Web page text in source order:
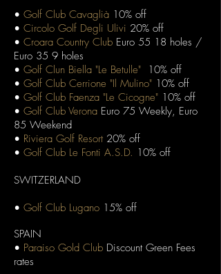
• Golf Club Cavaglià 10% off
• Circolo Golf Degli Ulivi 20% off
• Croara Country Club Euro 55 18 holes /
Euro 35 9 holes
• Golf Clun Biella "Le Betulle" 10% off
• Golf Club Cerrione "Il Mulino" 10% off
• Golf Club Faenza "Le Cicogne" 10% off
• Golf Club Verona Euro 75 Weekly, Euro
85 Weekend
• Riviera Golf Resort 20% off
• Golf Club Le Fonti A.S.D. 10% off
SWITZERLAND
• Golf Club Lugano 15% off
SPAIN
• Paraiso Gold Club Discount Green Fees
rates